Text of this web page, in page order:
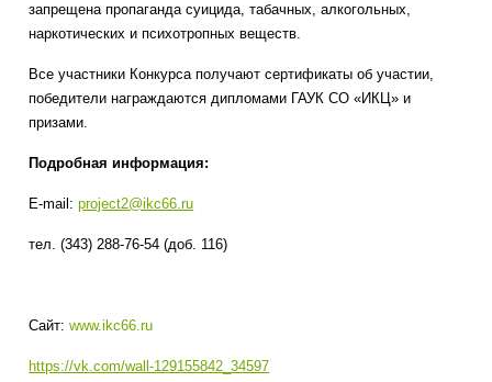
запрещена пропаганда суицида, табачных, алкогольных,
наркотических и психотропных веществ.
Все участники Конкурса получают сертификаты об участии,
победители награждаются дипломами ГАУК СО «ИКЦ» и
призами.
Подробная информация:
E-mail:project2@ikc66.ru
тел. (343) 288-76-54 (доб. 116)
Сайт:www.ikc66.ru
https://vk.com/wall-129155842_34597